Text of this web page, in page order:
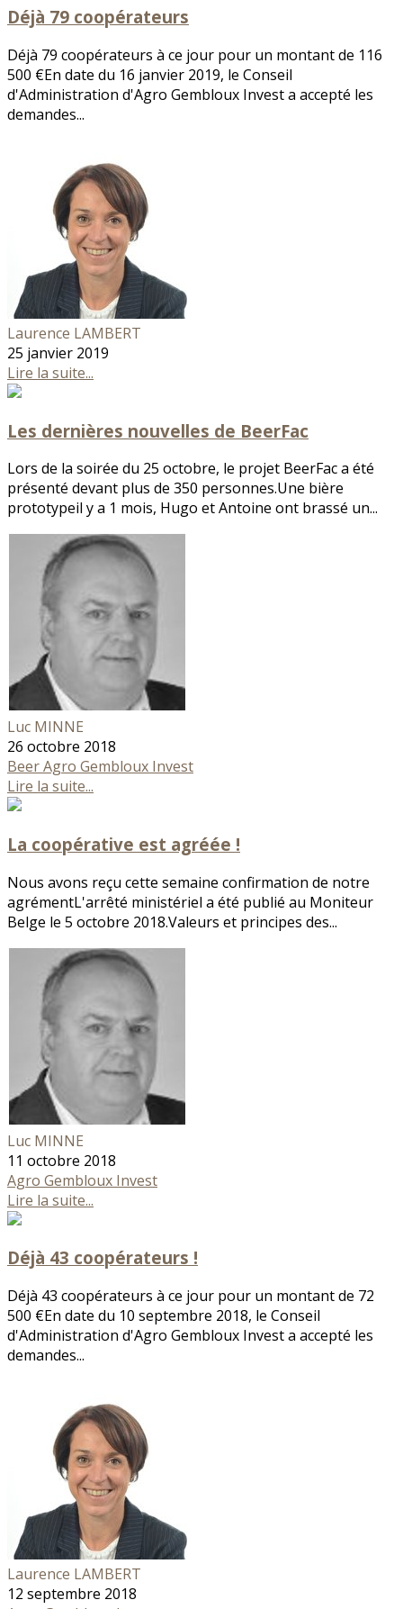
Déjà 79 coopérateurs
Déjà 79 coopérateurs à ce jour pour un montant de 116
500 €En date du 16 janvier 2019, le Conseil
d'Administration d'Agro Gembloux Invest a accepté les
demandes...
Laurence LAMBERT
25 janvier 2019
Lire la suite...
Les dernières nouvelles de BeerFac
Lors de la soirée du 25 octobre, le projet BeerFac a été
présenté devant plus de 350 personnes.Une bière
prototypeil y a 1 mois, Hugo et Antoine ont brassé un...
Luc MINNE
26 octobre 2018
BeerAgro Gembloux Invest
Lire la suite...
La coopérative est agréée !
Nous avons reçu cette semaine confirmation de notre
agrémentL'arrêté ministériel a été publié au Moniteur
Belge le 5 octobre 2018.Valeurs et principes des...
Luc MINNE
11 octobre 2018
Agro Gembloux Invest
Lire la suite...
Déjà 43 coopérateurs !
Déjà 43 coopérateurs à ce jour pour un montant de 72
500 €En date du 10 septembre 2018, le Conseil
d'Administration d'Agro Gembloux Invest a accepté les
demandes...
Laurence LAMBERT
12 septembre 2018